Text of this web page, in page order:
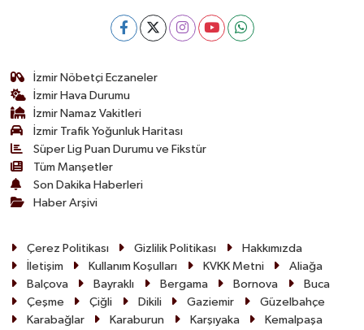
İzmir Nöbetçi Eczaneler
İzmir Hava Durumu
İzmir Namaz Vakitleri
İzmir Trafik Yoğunluk Haritası
Süper Lig Puan Durumu ve Fikstür
Tüm Manşetler
Son Dakika Haberleri
Haber Arşivi
Çerez Politikası Gizlilik Politikası
Hakkımızda
İletişim
Kullanım Koşulları KVKK Metni
Aliağa
Balçova
Bayraklı Bergama Bornova
Buca
Çeşme
Çiğli Dikili Gaziemir
Güzelbahçe
Karabağlar
Karaburun Karşıyaka Kemalpaşa